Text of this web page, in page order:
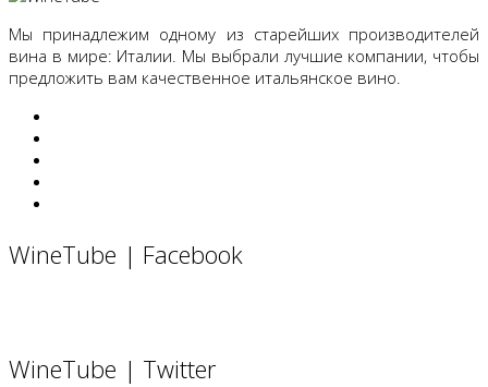
Мы принадлежим одному из старейших производителей
вина в мире: Италии. Мы выбрали лучшие компании, чтобы
предложить вам качественное итальянское вино.
WineTube | Facebook
WineTube | Twitter